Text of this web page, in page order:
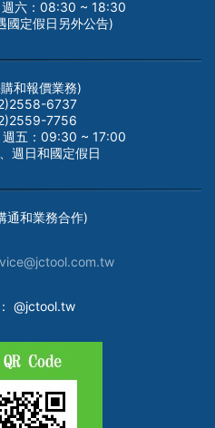
六：08:30 ~ 18:30
國定假日另外公告)
和報價業務)
6737
7756
週五：09:30 ~ 17:00
週日和國定假日
通和業務合作)
@jctool.tw